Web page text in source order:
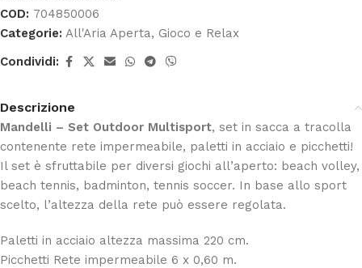
COD: 704850006
Categorie: All'Aria Aperta, Gioco e Relax
Condividi:
Descrizione
Mandelli – Set Outdoor Multisport, set in sacca a tracolla
contenente rete impermeabile, paletti in acciaio e picchetti!
Il set è sfruttabile per diversi giochi all’aperto: beach volley,
beach tennis, badminton, tennis soccer. In base allo sport
scelto, l’altezza della rete può essere regolata.
Paletti in acciaio altezza massima 220 cm.
Picchetti Rete impermeabile 6 x 0,60 m.